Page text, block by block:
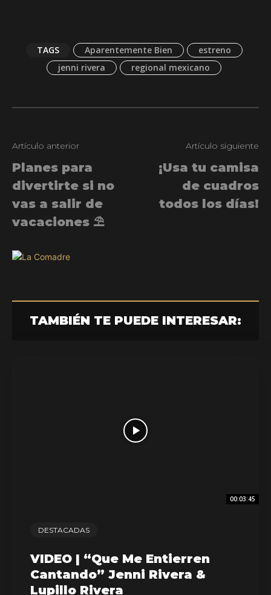
TAGS Aparentemente Bien
estreno
jenni rivera
regional mexicano
Artículo anterior
Planes para
divertirte si no
vas a salir de
vacaciones ⛱
Artículo siguiente
¡Usa tu camisa
de cuadros
todos los días!
TAMBIÉN TE PUEDE INTERESAR:
00:03:45
DESTACADAS
VIDEO | “Que Me Entierren
Cantando” Jenni Rivera &
Lupillo Rivera